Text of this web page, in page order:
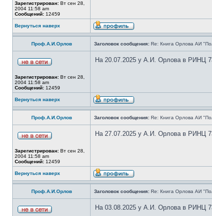
Зарегистрирован: Вт сен 28,
2004 11:58 am
Сообщений: 12459
Вернуться наверх
Проф.А.И.Орлов Заголовок сообщения: Re: Книга Орлова АИ
Зарегистрирован: Вт сен 28,
2004 11:58 am
Сообщений: 12459
На 20.07.2025 у А.И. Орлова в РИНЦ
Вернуться наверх
Проф.А.И.Орлов Заголовок сообщения: Re: Книга Орлова АИ
Зарегистрирован: Вт сен 28,
2004 11:58 am
Сообщений: 12459
На 27.07.2025 у А.И. Орлова в РИНЦ
Вернуться наверх
Проф.А.И.Орлов Заголовок сообщения: Re: Книга Орлова АИ
На 03.08.2025 у А.И. Орлова в РИНЦ